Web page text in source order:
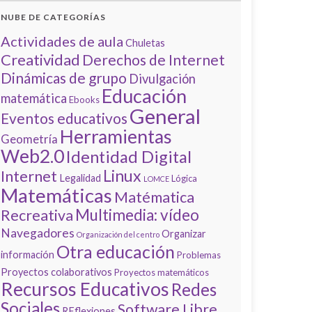
NUBE DE CATEGORÍAS
Actividades de aula Chuletas
Creatividad Derechos de Internet
Dinámicas de grupo Divulgación
matemática Ebooks Educación
Eventos educativos General
Geometría Herramientas
Web2.0Identidad Digital
Internet Legalidad Linux LOMCE Lógica
Matemáticas Matématica
Recreativa Multimedia: vídeo
Navegadores Organización del centro Organizar
información Otra educación Problemas
Proyectos colaborativos Proyectos matemáticos
Recursos Educativos Redes